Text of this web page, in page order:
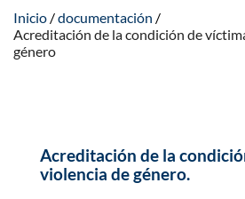
Inicio
documentación
Acreditación de la condición de
género
Acreditación de la
violencia de género.